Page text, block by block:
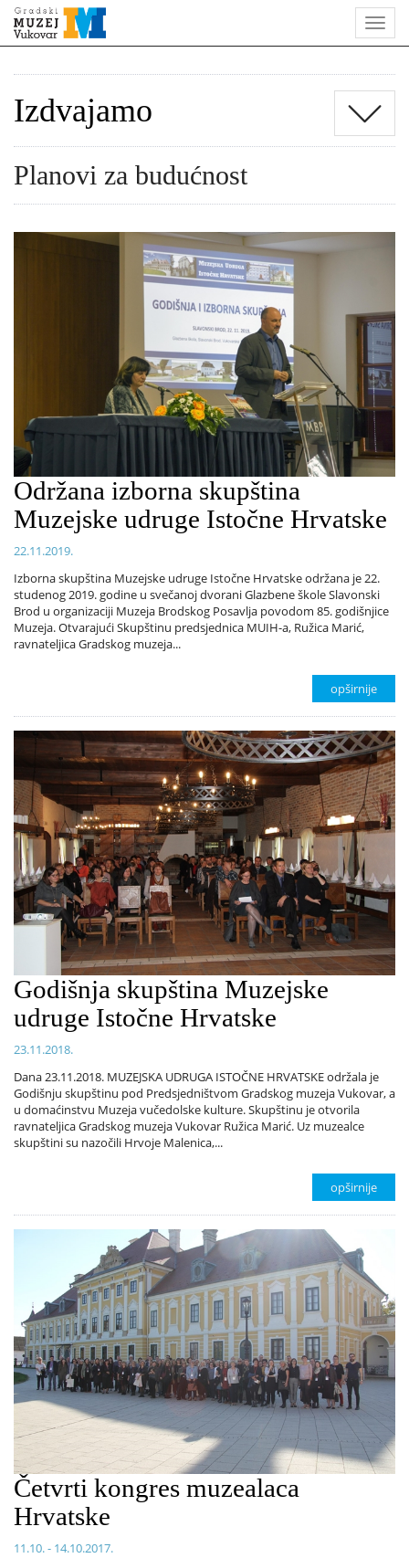
Izdvajamo
Planovi za budućnost
Održana izborna skupština
Muzejske udruge Istočne Hrvatske
22.11.2019.
Izborna skupština Muzejske udruge Istočne Hrvatske održana je 22.
studenog 2019. godine u svečanoj dvorani Glazbene škole Slavonski
Brod u organizaciji Muzeja Brodskog Posavlja povodom 85. godišnjice
Muzeja. Otvarajući Skupštinu predsjednica MUIH-a, Ružica Marić,
ravnateljica Gradskog muzeja...
opširnije
Godišnja skupština Muzejske
udruge Istočne Hrvatske
23.11.2018.
Dana 23.11.2018. MUZEJSKA UDRUGA ISTOČNE HRVATSKE održala je
Godišnju skupštinu pod Predsjedništvom Gradskog muzeja Vukovar, a
u domaćinstvu Muzeja vučedolske kulture. Skupštinu je otvorila
ravnateljica Gradskog muzeja Vukovar Ružica Marić. Uz muzealce
skupštini su nazočili Hrvoje Malenica,...
opširnije
Četvrti kongres muzealaca
Hrvatske
11.10. - 14.10.2017.